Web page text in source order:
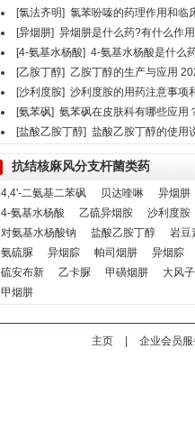
[氯法齐明] 氯苯吩嗪的药理作用和临
[异烟肼] 异烟肼是什么药?有什么作用
[4-氨基水杨酸] 4-氨基水杨酸是什么
[乙胺丁醇] 乙胺丁醇的生产与应用
[沙利度胺] 沙利度胺的用药注意事项
[氨苯砜] 氨苯砜在皮肤科有哪些应用
[盐酸乙胺丁醇] 盐酸乙胺丁醇的使用
抗结核麻风分支杆菌类药
4,4'-二氨基二苯砜 贝达喹啉 异烟肼
4-氨基水杨酸
乙硫异烟胺 沙利度胺
对氨基水杨酸钠
盐酸乙胺丁醇 岩豆
氨硫脲
异烟腙 帕司烟肼 异烟腙
硫安布新
乙卡脲 甲磺烟肼 大风
甲烟肼
主页 企业会员服